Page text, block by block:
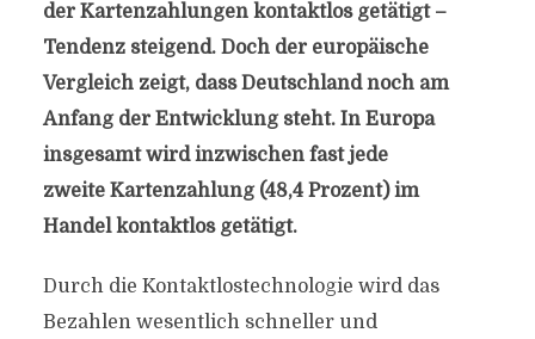
der Kartenzahlungen kontaktlos getätigt –
Tendenz steigend. Doch der europäische
Vergleich zeigt, dass Deutschland noch am
Anfang der Entwicklung steht. In Europa
insgesamt wird inzwischen fast jede
zweite Kartenzahlung (48,4 Prozent) im
Handel kontaktlos getätigt.
Durch die Kontaktlostechnologie wird das
Bezahlen wesentlich schneller und